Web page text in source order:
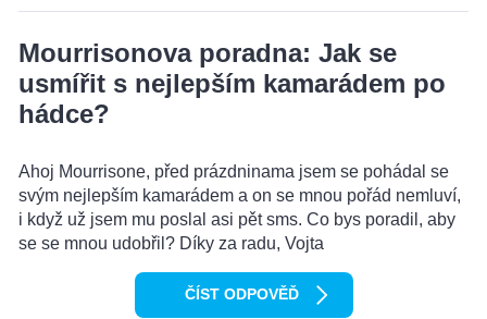
Mourrisonova poradna: Jak se
usmířit s nejlepším kamarádem po
hádce?
Ahoj Mourrisone, před prázdninama jsem se pohádal se
svým nejlepším kamarádem a on se mnou pořád nemluví,
i když už jsem mu poslal asi pět sms. Co bys poradil, aby
se se mnou udobřil? Díky za radu, Vojta
ČÍST ODPOVĚĎ